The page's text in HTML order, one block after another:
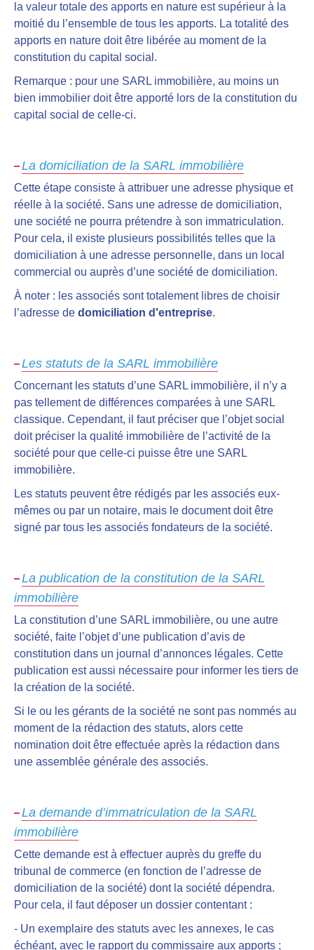
la valeur totale des apports en nature est supérieur à la
moitié du l’ensemble de tous les apports. La totalité des
apports en nature doit être libérée au moment de la
constitution du capital social.
Remarque : pour une SARL immobilière, au moins un
bien immobilier doit être apporté lors de la constitution du
capital social de celle-ci.
La domiciliation de la SARL immobilière
Cette étape consiste à attribuer une adresse physique et
réelle à la société. Sans une adresse de domiciliation,
une société ne pourra prétendre à son immatriculation.
Pour cela, il existe plusieurs possibilités telles que la
domiciliation à une adresse personnelle, dans un local
commercial ou auprès d’une société de domiciliation.
À noter : les associés sont totalement libres de choisir
l’adresse de domiciliation d'entreprise.
Les statuts de la SARL immobilière
Concernant les statuts d’une SARL immobilière, il n’y a
pas tellement de différences comparées à une SARL
classique. Cependant, il faut préciser que l’objet social
doit préciser la qualité immobilière de l’activité de la
société pour que celle-ci puisse être une SARL
immobilière.
Les statuts peuvent être rédigés par les associés eux-
mêmes ou par un notaire, mais le document doit être
signé par tous les associés fondateurs de la société.
La publication de la constitution de la SARL
immobilière
La constitution d’une SARL immobilière, ou une autre
société, faite l’objet d’une publication d’avis de
constitution dans un journal d’annonces légales. Cette
publication est aussi nécessaire pour informer les tiers de
la création de la société.
Si le ou les gérants de la société ne sont pas nommés au
moment de la rédaction des statuts, alors cette
nomination doit être effectuée après la rédaction dans
une assemblée générale des associés.
La demande d’immatriculation de la SARL
immobilière
Cette demande est à effectuer auprès du greffe du
tribunal de commerce (en fonction de l’adresse de
domiciliation de la société) dont la société dépendra.
Pour cela, il faut déposer un dossier contentant :
- Un exemplaire des statuts avec les annexes, le cas
échéant, avec le rapport du commissaire aux apports ;